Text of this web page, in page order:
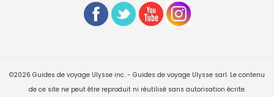
©2026 Guides de voyage Ulysse inc. - Guides de voyage Ulysse sarl. Le contenu
de ce site ne peut être reproduit ni réutilisé sans autorisation écrite.